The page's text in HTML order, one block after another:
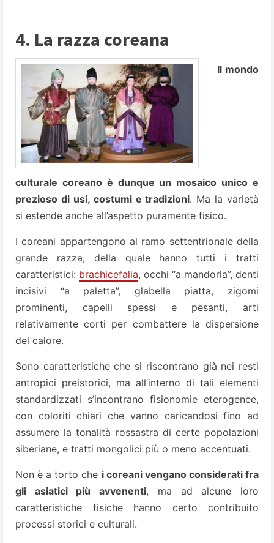
4. La razza coreana
Il mondo
culturale coreano è dunque un mosaico unico e
prezioso di usi, costumi e tradizioni. Ma la varietà
si estende anche all’aspetto puramente fisico.
I coreani appartengono al ramo settentrionale della
grande razza, della quale hanno tutti i tratti
caratteristici: brachicefalia, occhi “a mandorla”, denti
incisivi “a paletta”, glabella piatta, zigomi
prominenti, capelli spessi e pesanti, arti
relativamente corti per combattere la dispersione
del calore.
Sono caratteristiche che si riscontrano già nei resti
antropici preistorici, ma all’interno di tali elementi
standardizzati s’incontrano fisionomie eterogenee,
con coloriti chiari che vanno caricandosi fino ad
assumere la tonalità rossastra di certe popolazioni
siberiane, e tratti mongolici più o meno accentuati.
Non è a torto che i coreani vengano considerati fra
gli asiatici più avvenenti, ma ad alcune loro
caratteristiche fisiche hanno certo contribuito
processi storici e culturali.